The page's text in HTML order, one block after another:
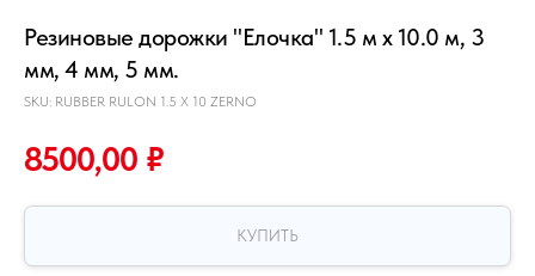
Резиновые дорожки "Елочка" 1.5 м х 10.0 м, 3
мм, 4 мм, 5 мм.
SKU: RUBBER RULON 1.5 X 10 ZERNO
8500,00 ₽
КУПИТЬ